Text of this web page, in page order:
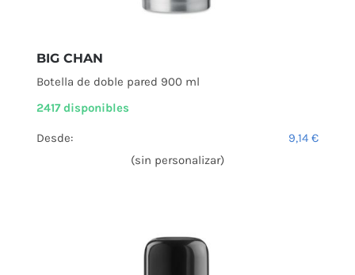
BIG CHAN
Botella de doble pared 900 ml
2417 disponibles
Desde: 9,14 €
(sin personalizar)